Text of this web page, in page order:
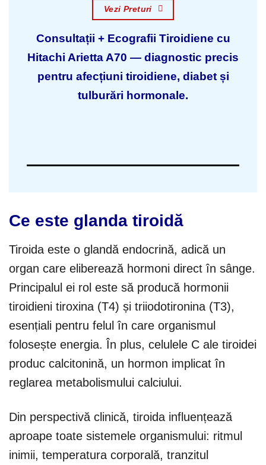
Vezi Preturi
Consultații + Ecografii Tiroidiene cu
Hitachi Arietta A70 — diagnostic precis
pentru afecțiuni tiroidiene, diabet și
tulburări hormonale.
Ce este glanda tiroidă
Tiroida este o glandă endocrină, adică un
organ care eliberează hormoni direct în sânge.
Principalul ei rol este să producă hormonii
tiroidieni tiroxina (T4) și triiodotironina (T3),
esențiali pentru felul în care organismul
folosește energia. În plus, celulele C ale tiroidei
produc calcitonină, un hormon implicat în
reglarea metabolismului calciului.
Din perspectivă clinică, tiroida influențează
aproape toate sistemele organismului: ritmul
inimii, temperatura corporală, tranzitul